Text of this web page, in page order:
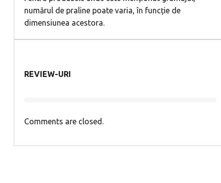
numărul de praline poate varia, în funcție de
dimensiunea acestora.
REVIEW-URI
Comments are closed.